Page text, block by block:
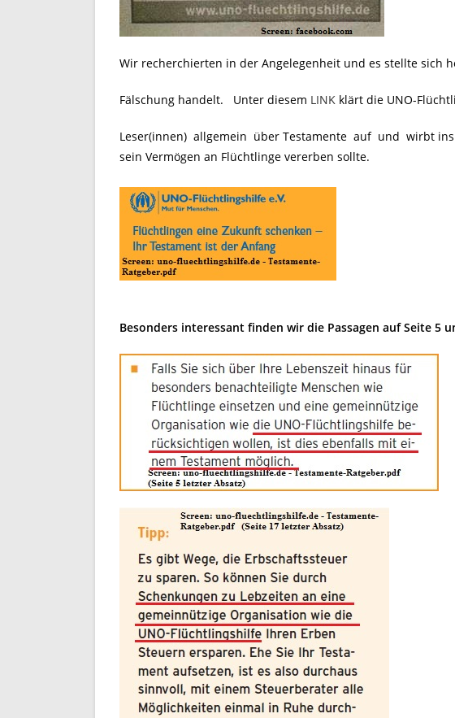
Wir recherchierten in der Angelegenheit und es stellte sich
Fälschung handelt. Unter diesem LINK klärt die UNO-
Leser(innen) allgemein über Testamente auf und wirbt
sein Vermögen an Flüchtlinge vererben sollte.
Besonders interessant finden wir die Passagen auf Seite 5